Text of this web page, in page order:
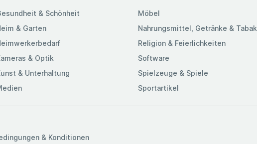
& Schönheit
& Garten
& Optik
& Unterhaltung
Möbel
Nahrungsmittel, Getränke & Tabak
Religion & Feierlichkeiten
Software
Spielzeuge & Spiele
Sportartikel
& Konditionen